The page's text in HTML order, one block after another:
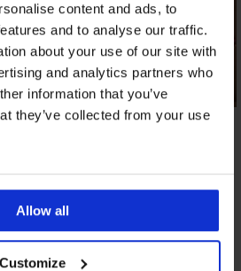
content and ads, to
and to analyse our traffic.
about your use of our site with
and analytics partners who
information that you’ve
they’ve collected from your use
Allow all
Customize
μέρος μαγιό
Κάτω μέρος μαγιό